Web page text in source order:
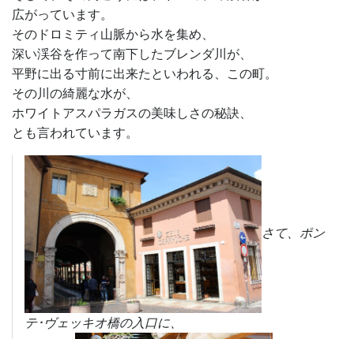
広がっています。
そのドロミティ山脈から水を集め、
深い渓谷を作って南下したブレンダ川が、
平野に出る寸前に出来たといわれる、この町。
その川の綺麗な水が、
ホワイトアスパラガスの美味しさの秘訣、
とも言われています。
さて、ポン
テ･ヴェッキオ橋の入口に、